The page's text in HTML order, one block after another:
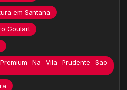
em Santana
Goulart
Na Vila Prudente Sao